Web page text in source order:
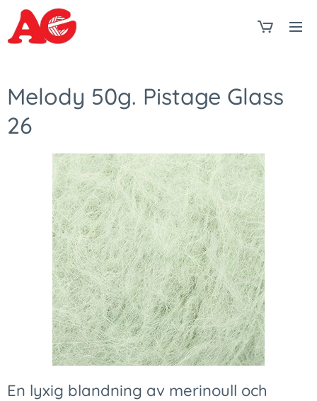
Melody 50g. Pistage Glass
26
En lyxig blandning av merinoull och